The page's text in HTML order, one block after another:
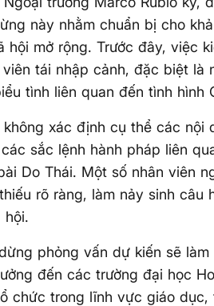
này nhằm chuẩn bị cho
mở rộng. Trước đây, việc
tái nhập cảnh, đặc biệt là
tình liên quan đến tình hình
xác định cụ thể các nội
sắc lệnh hành pháp liên
Do Thái. Một số nhân viên
rõ ràng, làm nảy sinh câu
hội.
phỏng vấn dự kiến sẽ
đến các trường đại học
chức trong lĩnh vực giáo dục,